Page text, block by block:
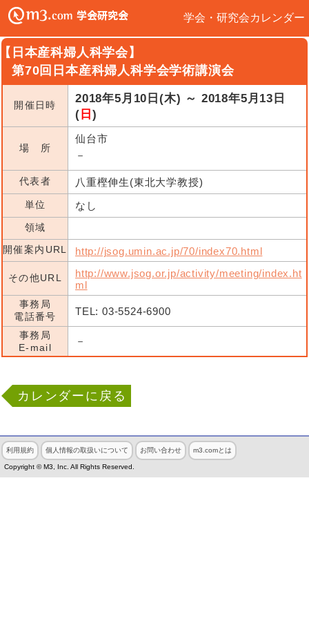
学会・研究会カレンダー
日本産科婦人科学会】
第70回日本産科婦人科学会学術講演会
開催日時
2018年5月10日(木) ～ 2018年5月13日
( 日 )
場 所
仙台市
－
代表者 八重樫伸生(東北大学教授)
単位 なし
領域
開催案内URL
http://jsog.umin.ac.jp/70/index70.html
その他URL
http://www.jsog.or.jp/activity/meeting/index.ht
ml
事務局
電話番号
TEL: 03-5524-6900
事務局
E-mail
－
カレンダーに戻る
利用規約 個人情報の取扱いについて お問い合わせ m3.comとは
Copyright © M3, Inc. All Rights Reserved.